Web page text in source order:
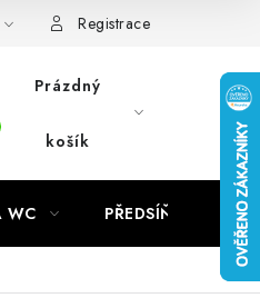
Registrace
Prázdný
košík
WC PŘEDSÍŇ